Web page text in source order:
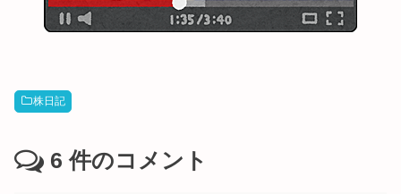
株日記
6 件のコメント